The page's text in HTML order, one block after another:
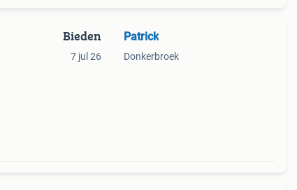
Bieden
7 jul 26
Patrick
Donkerbroek